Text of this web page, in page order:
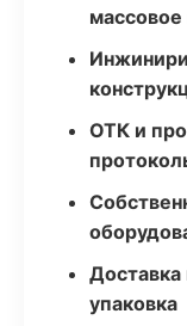
ОТК и
упаковка